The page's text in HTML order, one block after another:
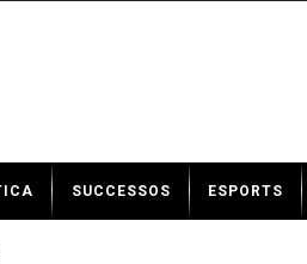
SUCCESSOS ESPORTS